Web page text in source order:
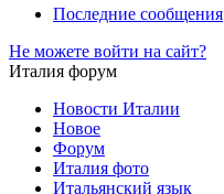
Последние сообщения
Не можете войти на сайт?
Италия форум
Новости Италии
Новое
Форум
Италия фото
Итальянский язык